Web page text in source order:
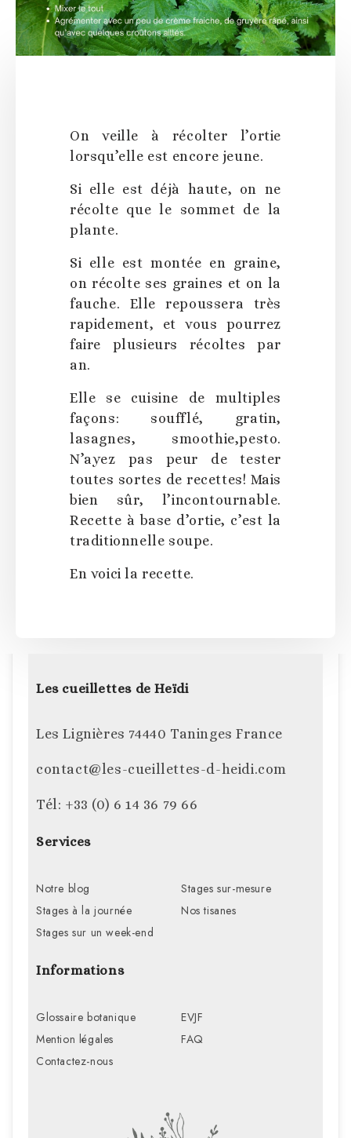
On veille à récolter l’ortie
lorsqu’elle est encore jeune.
Si elle est déjà haute, on ne
récolte que le sommet de la
plante.
Si elle est montée en graine,
on récolte ses graines et on la
fauche. Elle repoussera très
rapidement, et vous pourrez
faire plusieurs récoltes par
an.
Elle se cuisine de multiples
façons: soufflé, gratin,
lasagnes, smoothie,pesto.
N’ayez pas peur de tester
toutes sortes de recettes! Mais
bien sûr, l’incontournable.
Recette à base d’ortie, c’est la
traditionnelle soupe.
En voici la recette.
Les cueillettes de Heïdi
Les Lignières 74440 Taninges France
contact@les-cueillettes-d-heidi.com
Tél: +33 (0) 6 14 36 79 66
Services
Notre blog
Stages à la journée
Stages sur un week-end
Stages sur-mesure
Nos tisanes
Informations
Glossaire botanique
Mention légales
Contactez-nous
EVJF
FAQ